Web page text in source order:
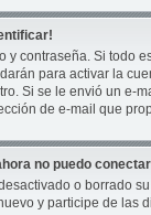
y contraseña. Si todo
para activar la
Si se le envió un e-
de e-mail que
no puedo
o borrado
y participe de las